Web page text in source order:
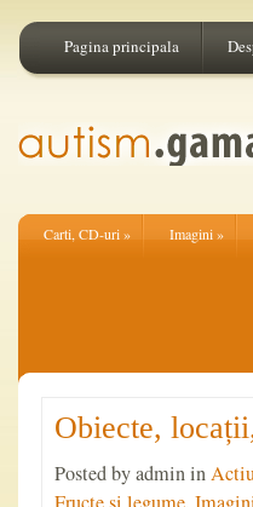
Pagina principala
Carti, CD-uri» Imagini»
Obiecte,
Posted by admin in